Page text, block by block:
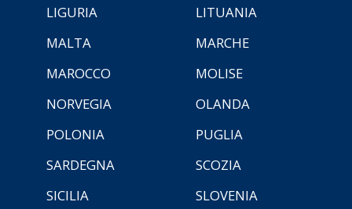
LIGURIA
LITUANIA
MALTA
MARCHE
MAROCCO
MOLISE
NORVEGIA
OLANDA
POLONIA
PUGLIA
SARDEGNA
SCOZIA
SICILIA
SLOVENIA